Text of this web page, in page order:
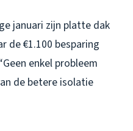
januari zijn platte dak
de €1.100 besparing
enkel probleem
de betere isolatie